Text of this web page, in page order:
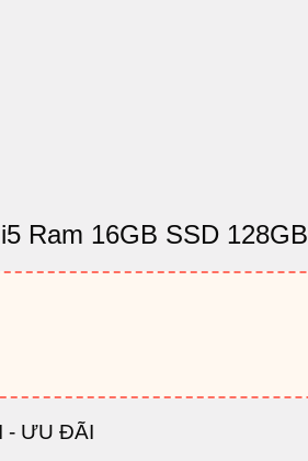
Ram 16GB SSD 128GB
- ƯU ĐÃI